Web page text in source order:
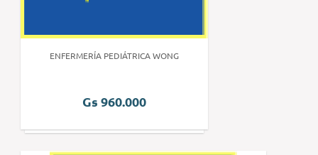
ENFERMERÍA PEDIÁTRICA WONG
Gs 960.000